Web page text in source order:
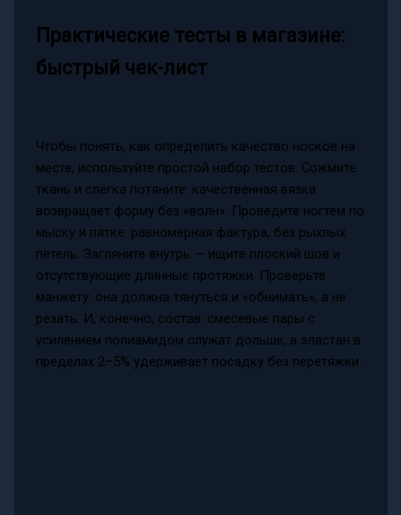
Практические тесты в магазине:
быстрый чек-лист
Чтобы понять, как определить качество носков на
месте, используйте простой набор тестов. Сожмите
ткань и слегка потяните: качественная вязка
возвращает форму без «волн». Проведите ногтем по
мыску и пятке: равномерная фактура, без рыхлых
петель. Загляните внутрь — ищите плоский шов и
отсутствующие длинные протяжки. Проверьте
манжету: она должна тянуться и «обнимать», а не
резать. И, конечно, состав: смесевые пары с
усилением полиамидом служат дольше, а эластан в
пределах 2–5% удерживает посадку без перетяжки.